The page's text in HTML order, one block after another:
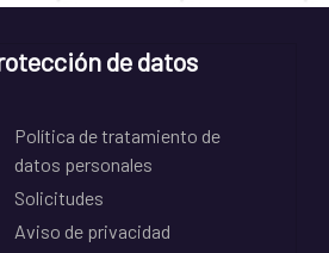
de datos
Política de tratamiento de
datos personales
Solicitudes
Aviso de privacidad